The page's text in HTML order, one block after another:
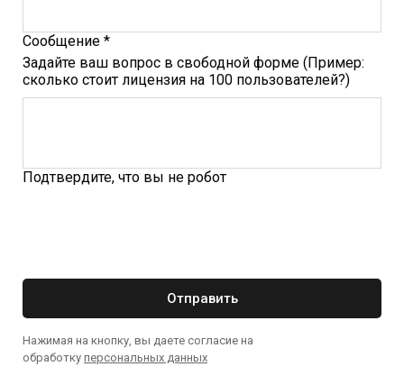
Сообщение *
Задайте ваш вопрос в свободной форме (Пример:
сколько стоит лицензия на 100 пользователей?)
Подтвердите, что вы не робот
Отправить
Нажимая на кнопку, вы даете согласие на
обработку персональных данных